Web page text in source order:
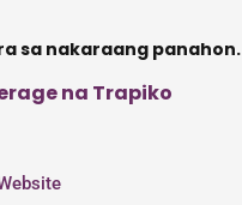
sa nakaraang panahon.
na Trapiko